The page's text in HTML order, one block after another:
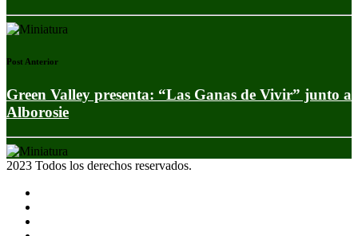
Post Anterior
Green Valley presenta: “Las Ganas de Vivir” junto a
Alborosie
2023 Todos los derechos reservados.